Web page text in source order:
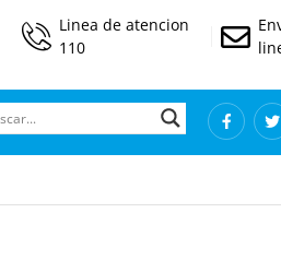
Linea de atencion
110